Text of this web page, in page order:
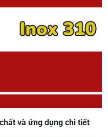
và ứng dụng chi tiết